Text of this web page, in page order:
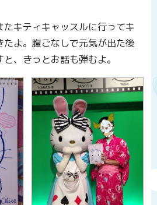
キティキャッスルに行ってキ
たよ。腹ごなしで元気が出た後
、きっとお話も弾むよ。